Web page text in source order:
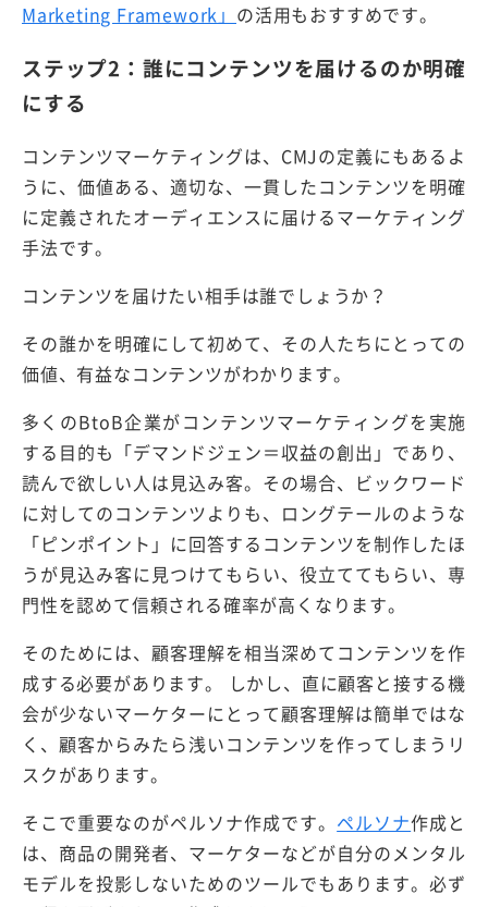
Marketing Framework」 の活用もおすすめです。
ステップ2：誰にコンテンツを届けるのか明確
にする
コンテンツマーケティングは、CMJの定義にもあるよ
うに、価値ある、適切な、一貫したコンテンツを明確
に定義されたオーディエンスに届けるマーケティング
手法です。
コンテンツを届けたい相手は誰でしょうか？
その誰かを明確にして初めて、その人たちにとっての
価値、有益なコンテンツがわかります。
多くのBtoB企業がコンテンツマーケティングを実施
する目的も「デマンドジェン＝収益の創出」であり、
読んで欲しい人は見込み客。その場合、ビックワード
に対してのコンテンツよりも、ロングテールのような
「ピンポイント」に回答するコンテンツを制作したほ
うが見込み客に見つけてもらい、役立ててもらい、専
門性を認めて信頼される確率が高くなります。
そのためには、顧客理解を相当深めてコンテンツを作
成する必要があります。 しかし、直に顧客と接する機
会が少ないマーケターにとって顧客理解は簡単ではな
く、顧客からみたら浅いコンテンツを作ってしまうリ
スクがあります。
そこで重要なのがペルソナ作成です。 ペルソナ作成と
は、商品の開発者、マーケターなどが自分のメンタル
モデルを投影しないためのツールでもあります。必ず